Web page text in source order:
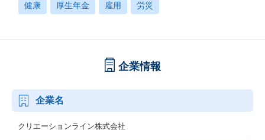
健康 厚生年金 雇用 労災
企業情報
企業名
クリエーションライン株式会社